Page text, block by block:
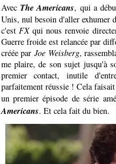
Avec The Americans, qui a
Unis, nul besoin d'aller exhumer
c'est FXqui nous renvoie
Guerre froide est relancée par
créée par Joe Weisberg,
me plaire, de son sujet jusqu'à
premier contact, inutile
parfaitement réussie ! Cela
un premier épisode de série
Americans. Et cela fait du bien.